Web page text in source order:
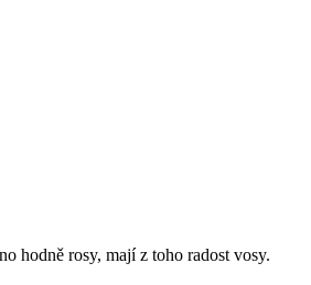
hodně rosy, mají z toho radost vosy.